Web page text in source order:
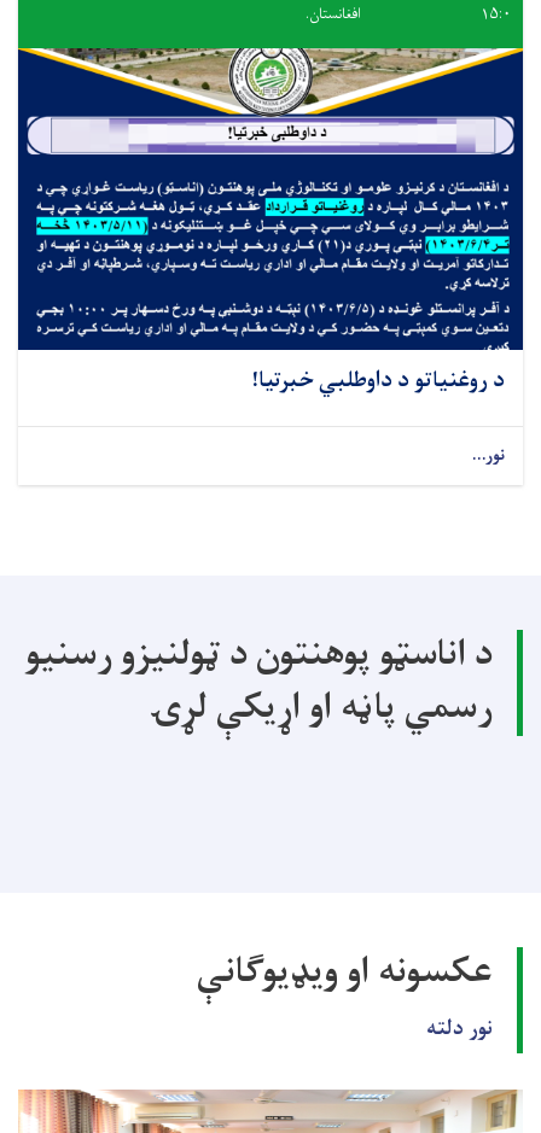
۱۵:۰
افغانستان.
د روغنیاتو د داوطلبي خبرتیا!
نور...
د اناسټو پوهنتون د ټولنیزو رسنیو
رسمي پاڼه او اړیکې لړۍ
عکسونه او ویډیوګانې
نور دلته